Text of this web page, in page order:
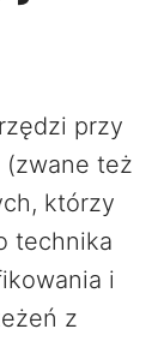
przy
(zwane też
którzy
technika
i
z